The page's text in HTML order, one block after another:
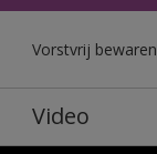
Vorstvrij bewaren
Video